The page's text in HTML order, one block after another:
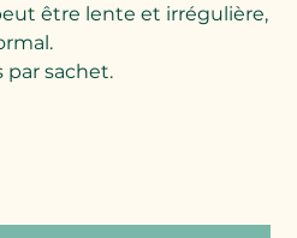
être lente et irrégulière,
par sachet.